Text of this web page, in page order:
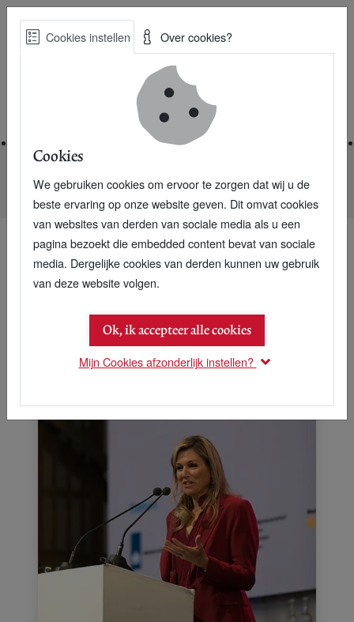
Skip
Best Practices voor een duurzame toekomst
Nieuwsarchief Koningin Máxima vindt IDH ‘amazing’
Cookies instellen Over cookies?
Cookies
We gebruiken cookies om ervoor te zorgen dat wij u de
beste ervaring op onze website geven. Dit omvat cookies
van websites van derden van sociale media als u een
pagina bezoekt die embedded content bevat van sociale
media. Dergelijke cookies van derden kunnen uw gebruik
van deze website volgen.
Ok, ik accepteer alle cookies
Mijn Cookies afzonderlijk instellen?